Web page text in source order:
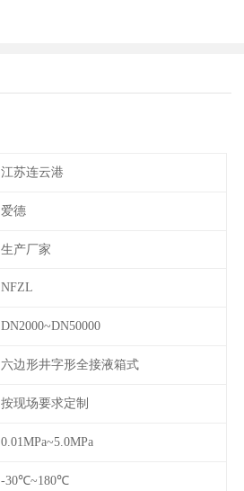
江苏连云港
爱德
生产厂家
NFZL
DN2000~DN50000
六边形井字形全接液箱式
按现场要求定制
0.01MPa~5.0MPa
-30℃~180℃